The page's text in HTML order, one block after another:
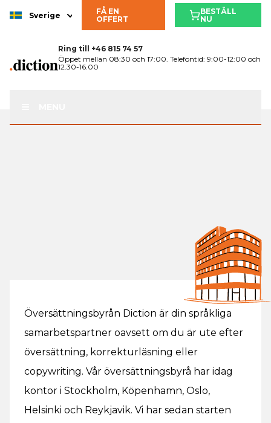
Sverige
FÅ EN
OFFERT
BESTÄLL
NU
Ring till
+46 815 74 57
Öppet mellan 08:30 och 17:00. Telefontid: 9:00-12:00 och
12.30-16.00
Översättningsbyrån Diction är din språkliga
samarbetspartner oavsett om du är ute efter
översättning, korrekturläsning eller
copywriting. Vår översättningsbyrå har idag
kontor i Stockholm, Köpenhamn, Oslo,
Helsinki och Reykjavik. Vi har sedan starten